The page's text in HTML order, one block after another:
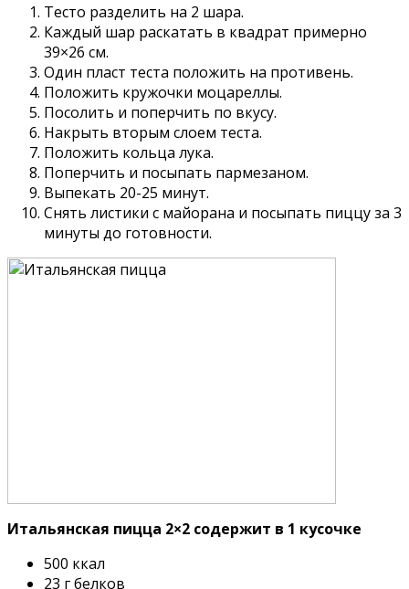
Тесто разделить на 2 шара.
Каждый шар раскатать в квадрат примерно
39×26 см.
Один пласт теста положить на противень.
Положить кружочки моцареллы.
Посолить и поперчить по вкусу.
Накрыть вторым слоем теста.
Положить кольца лука.
Поперчить и посыпать пармезаном.
Выпекать 20-25 минут.
Снять листики с майорана и посыпать пиццу за 3
минуты до готовности.
Итальянская пицца 2×2 содержит в 1 кусочке
500 ккал
23 г белков